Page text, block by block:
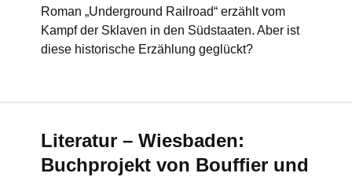
Roman „Underground Railroad“ erzählt vom
Kampf der Sklaven in den Südstaaten. Aber ist
diese historische Erzählung geglückt?
Literatur – Wiesbaden:
Buchprojekt von Bouffier und